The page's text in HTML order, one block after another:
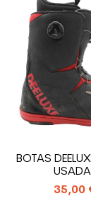
BOTAS
35,00